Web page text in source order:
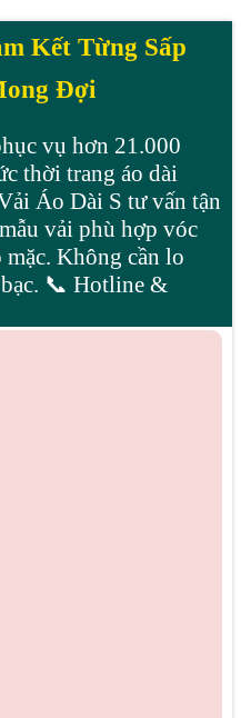
Kết Từng Sấp
Đợi
vụ hơn 21.000
thời trang áo dài
Áo Dài S tư vấn tận
vải phù hợp vóc
Không cần lo
📞 Hotline &